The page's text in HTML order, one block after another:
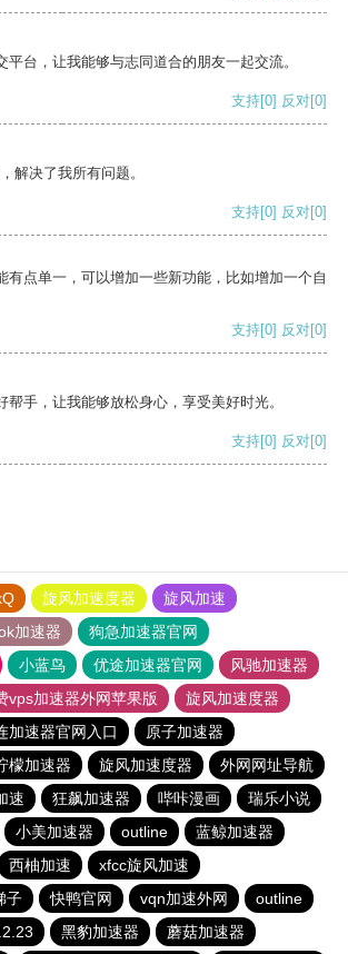
平台，让我能够与志同道合的朋友一起交流。
支持[0] 反对[0]
解决了我所有问题。
支持[0] 反对[0]
有点单一，可以增加一些新功能，比如增加一个自
支持[0] 反对[0]
帮手，让我能够放松身心，享受美好时光。
支持[0] 反对[0]
旋风加速度器
旋风加速
加速器
狗急加速器官网
小蓝鸟 优途加速器官网
风驰加速器
vps加速器外网苹果版
旋风加速度器
加速器官网入口
原子加速器
檬加速器 旋风加速度器
外网网址导航
速 狂飙加速器 哔咔漫画
瑞乐小说
小美加速器 outline
蓝鲸加速器
西柚加速
xfcc旋风加速
子
快鸭官网 vqn加速外网
outline
黑豹加速器 蘑菇加速器